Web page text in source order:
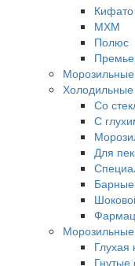
Кифато
МХМ
Полюс
Со
С
Для
Барные
Глухая
Гнутые